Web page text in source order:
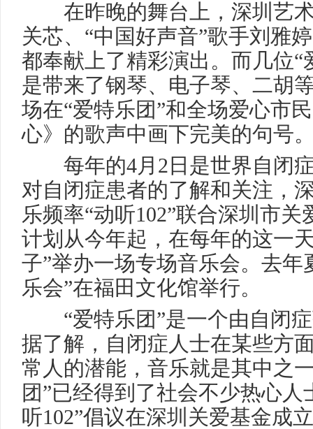
在昨晚的舞台上，深圳艺术
关芯、“中国好声音”歌手刘雅
都奉献上了精彩演出。而几位“
是带来了钢琴、电子琴、二胡
场在“爱特乐团”和全场爱心市
心》的歌声中画下完美的句号
每年的4月2日是世界自闭症
对自闭症患者的了解和关注，
乐频率“动听102”联合深圳市
计划从今年起，在每年的这一
子”举办一场专场音乐会。去年
乐会”在福田文化馆举行。
“爱特乐团”是一个由自闭症
据了解，自闭症人士在某些方
常人的潜能，音乐就是其中之
团”已经得到了社会不少热心人
听102”倡议在深圳关爱基金成